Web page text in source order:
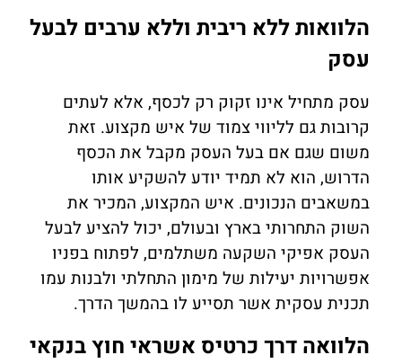
הלוואות ללא ריבית וללא ערבים לבעל
עסק
עסק מתחיל אינו זקוק רק לכסף, אלא לעתים
קרובות גם לליווי צמוד של איש מקצוע. זאת
משום שגם אם בעל העסק מקבל את הכסף
הדרוש, הוא לא תמיד יודע להשקיע אותו
במשאבים הנכונים. איש המקצוע, המכיר את
השוק התחרותי בארץ ובעולם, יכול להציע לבעל
העסק אפיקי השקעה משתלמים, לפתוח בפניו
אפשרויות יעילות של מימון התחלתי ולבנות עמו
תכנית עסקית אשר תסייע לו בהמשך הדרך.
הלוואה דרך כרטיס אשראי חוץ בנקאי